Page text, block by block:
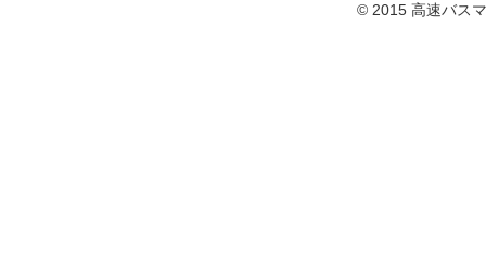
© 2015 高速バス